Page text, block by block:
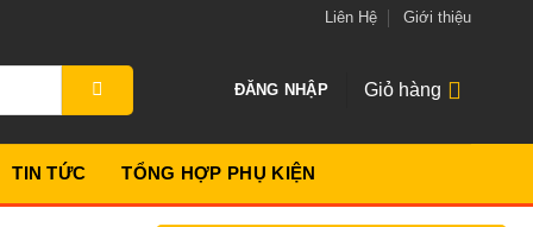
Liên Hệ Giới thiệu
ĐĂNG NHẬP Giỏ hàng
TIN TỨC TỔNG HỢP PHỤ KIỆN